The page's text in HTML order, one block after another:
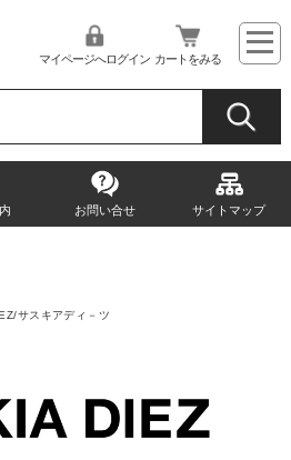
マイページへログイン カートをみる
お問い合せ サイトマップ
サスキアディ－ツ